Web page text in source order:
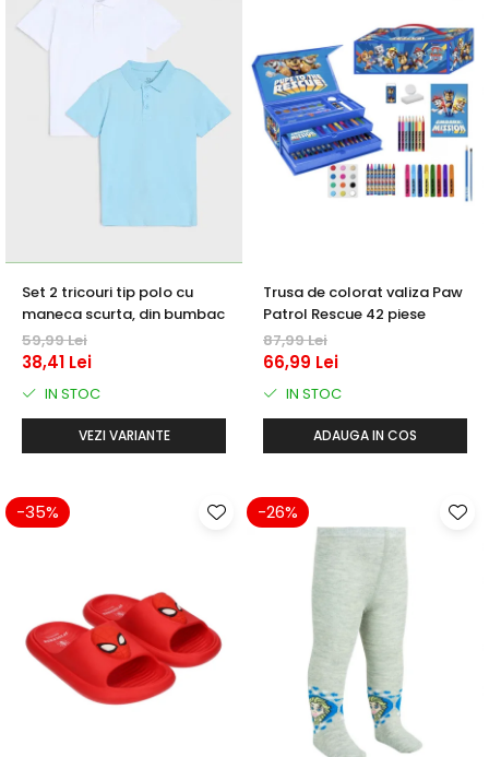
Set 2 tricouri tip polo cu
maneca scurta, din bumbac
59,99 Lei
38,41 Lei
IN STOC
VEZI VARIANTE
Trusa de colorat valiza Paw
Patrol Rescue 42 piese
87,99 Lei
66,99 Lei
IN STOC
ADAUGA IN COS
-35% -26%